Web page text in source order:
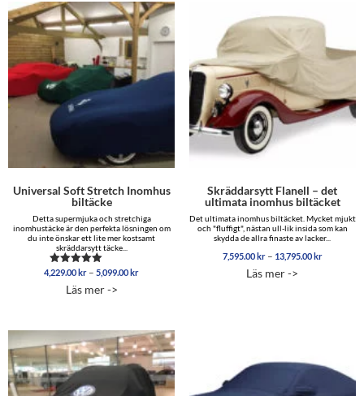
Universal Soft Stretch Inomhus
biltäcke
Detta supermjuka och stretchiga
inomhustäcke är den perfekta lösningen om
du inte önskar ett lite mer kostsamt
skräddarsytt täcke...
Betygsatt
av 5
4,229.00kr – 5,099.00krPrisintervall:
Läs mer ->
Skräddarsytt Flanell – det
ultimata inomhus biltäcket
Det ultimata inomhus biltäcket. Mycket mjukt
och "fluffigt", nästan ull-lik insida som kan
skydda de allra finaste av lacker...
7,595.00kr – 13,795.00kr
Läs mer ->